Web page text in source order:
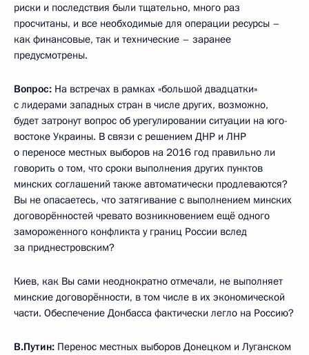
риски и последствия были тщательно, много раз
просчитаны, и все необходимые для операции ресурсы –
как финансовые, так и технические – заранее
предусмотрены.
Вопрос: На встречах в рамках «большой двадцатки»
с лидерами западных стран в числе других, возможно,
будет затронут вопрос об урегулировании ситуации на юго-
востоке Украины. В связи с решением ДНР и ЛНР
о переносе местных выборов на 2016 год правильно ли
говорить о том, что сроки выполнения других пунктов
минских соглашений также автоматически продлеваются?
Вы не опасаетесь, что затягивание с выполнением минских
договорённостей чревато возникновением ещё одного
замороженного конфликта у границ России вслед
за приднестровским?
Киев, как Вы сами неоднократно отмечали, не выполняет
минские договорённости, в том числе в их экономической
части. Обеспечение Донбасса фактически легло на Россию?
В.Путин: Перенос местных выборов Донецком и Луганском